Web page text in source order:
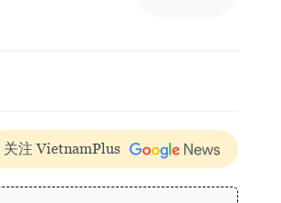
关注 VietnamPlus